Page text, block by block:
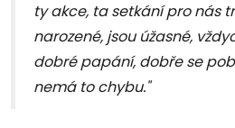
ty akce, ta setkání pro nás
narozené, jsou úžasné,
dobré papání, dobře se
nemá to chybu."